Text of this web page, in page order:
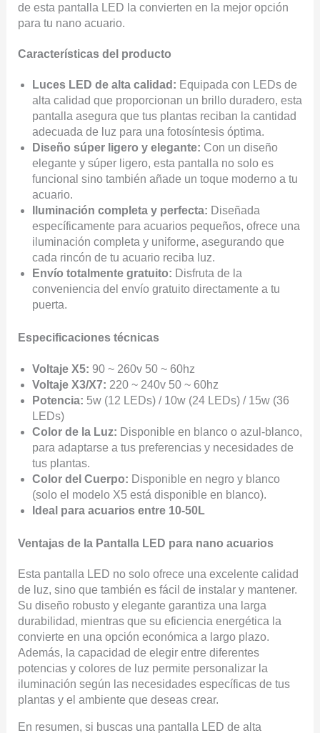
de esta pantalla LED la convierten en la mejor opción
para tu nano acuario.
Características del producto
Luces LED de alta calidad: Equipada con LEDs de
alta calidad que proporcionan un brillo duradero, esta
pantalla asegura que tus plantas reciban la cantidad
adecuada de luz para una fotosíntesis óptima.
Diseño súper ligero y elegante: Con un diseño
elegante y súper ligero, esta pantalla no solo es
funcional sino también añade un toque moderno a tu
acuario.
Iluminación completa y perfecta: Diseñada
específicamente para acuarios pequeños, ofrece una
iluminación completa y uniforme, asegurando que
cada rincón de tu acuario reciba luz.
Envío totalmente gratuito: Disfruta de la
conveniencia del envío gratuito directamente a tu
puerta.
Especificaciones técnicas
Voltaje X5: 90 ~ 260v 50 ~ 60hz
Voltaje X3/X7: 220 ~ 240v 50 ~ 60hz
Potencia: 5w (12 LEDs) / 10w (24 LEDs) / 15w (36
LEDs)
Color de la Luz: Disponible en blanco o azul-blanco,
para adaptarse a tus preferencias y necesidades de
tus plantas.
Color del Cuerpo: Disponible en negro y blanco
(solo el modelo X5 está disponible en blanco).
Ideal para acuarios entre 10-50L
Ventajas de la Pantalla LED para nano acuarios
Esta pantalla LED no solo ofrece una excelente calidad
de luz, sino que también es fácil de instalar y mantener.
Su diseño robusto y elegante garantiza una larga
durabilidad, mientras que su eficiencia energética la
convierte en una opción económica a largo plazo.
Además, la capacidad de elegir entre diferentes
potencias y colores de luz permite personalizar la
iluminación según las necesidades específicas de tus
plantas y el ambiente que deseas crear.
En resumen, si buscas una pantalla LED de alta